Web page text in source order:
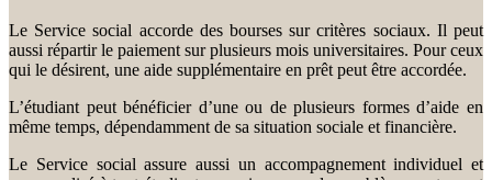
Le Service social accorde des bourses sur critères sociaux. Il peut
aussi répartir le paiement sur plusieurs mois universitaires. Pour ceux
qui le désirent, une aide supplémentaire en prêt peut être accordée.
L’étudiant peut bénéficier d’une ou de plusieurs formes d’aide en
même temps, dépendamment de sa situation sociale et financière.
Le Service social assure aussi un accompagnement individuel et